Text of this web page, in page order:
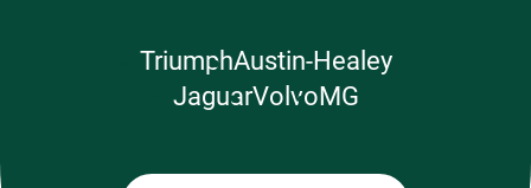
TriumphAustin-Healey
JaguarVolvoMG